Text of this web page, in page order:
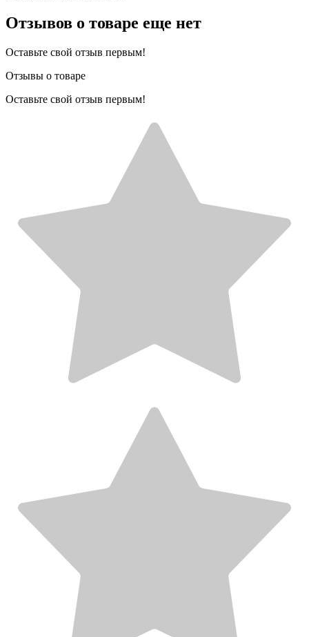
Отзывов о товаре еще нет
Оставьте свой отзыв первым!
Отзывы о товаре
Оставьте свой отзыв первым!